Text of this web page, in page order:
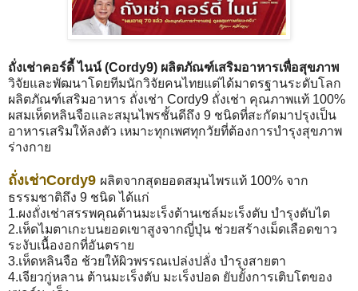
ถั่งเช่าคอร์ดี้ ไนน์ (Cordy9) ผลิตภัณฑ์เสริมอาหารเพื่อสุขภาพ
วิจัยและพัฒนาโดยทีมนักวิจัยคนไทยแต่ได้มาตรฐานระดับโลก
ผลิตภัณฑ์เสริมอาหาร ถั่งเช่า Cordy9 ถั่งเช่า คุณภาพแท้ 100%
ผสมเห็ดหลินจือและสมุนไพรชั้นดีถึง 9 ชนิดที่สะกัดมาปรุงเป็น
อาหารเสริมให้ลงตัว เหมาะทุกเพศทุกวัยที่ต้องการบำรุงสุขภาพ
ร่างกาย
ถั่งเช่าCordy9 ผลิตจากสุดยอดสมุนไพรแท้ 100% จาก
ธรรมชาติถึง 9 ชนิด ได้แก่
1.ผงถั่งเช่าสรรพคุณต้านมะเร็งต้านเซล์มะเร็งตับ บำรุงตับไต
2.เห็ดไมตาเกะบนยอดเขาสูงจากญี่ปุ่น ช่วยสร้างเม็ดเลือดขาว
ระงับเนื้องอกที่อันตราย
3.เห็ดหลินจือ ช้วยให้ผิวพรรณเปล่งปลั่ง บำรุงสายตา
4.เจียวกู่หลาน ต้านมะเร็งตับ มะเร็งปอด ยับยั้งการเติบโตของ